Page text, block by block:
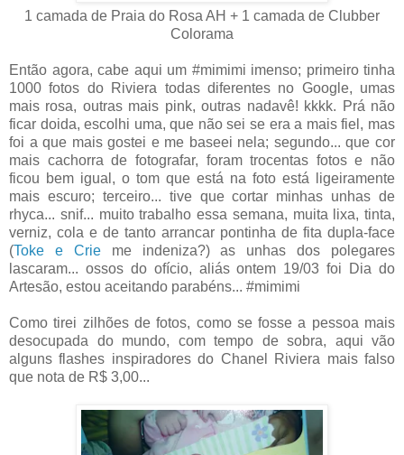
1 camada de Praia do Rosa AH + 1 camada de Clubber
Colorama
Então agora, cabe aqui um #mimimi imenso; primeiro tinha
1000 fotos do Riviera todas diferentes no Google, umas
mais rosa, outras mais pink, outras nadavê! kkkk. Prá não
ficar doida, escolhi uma, que não sei se era a mais fiel, mas
foi a que mais gostei e me baseei nela; segundo... que cor
mais cachorra de fotografar, foram trocentas fotos e não
ficou bem igual, o tom que está na foto está ligeiramente
mais escuro; terceiro... tive que cortar minhas unhas de
rhyca... snif... muito trabalho essa semana, muita lixa, tinta,
verniz, cola e de tanto arrancar pontinha de fita dupla-face
(Toke e Crieme indeniza?) as unhas dos polegares
lascaram... ossos do ofício, aliás ontem 19/03 foi Dia do
Artesão, estou aceitando parabéns... #mimimi
Como tirei zilhões de fotos, como se fosse a pessoa mais
desocupada do mundo, com tempo de sobra, aqui vão
alguns flashes inspiradores do Chanel Riviera mais falso
que nota de R$ 3,00...